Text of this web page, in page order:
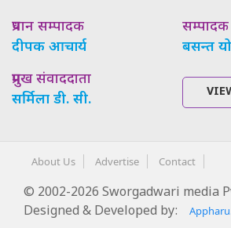
प्रधान सम्पादक
दीपक आचार्य
सम्पादक
बसन्त
प्रमुख संवाददाता
सर्मिला डी. सी.
About Us Advertise Contact
© 2002-2026 Sworgadwari media
Designed & Developed by: